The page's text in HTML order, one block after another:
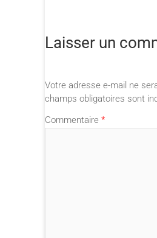
Laisser un
Votre adresse e-mail ne
champs obligatoires sont
Commentaire *